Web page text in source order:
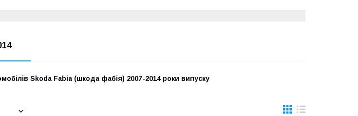
Skoda Fabia (шкода фабія) 2007-2014 роки випуску